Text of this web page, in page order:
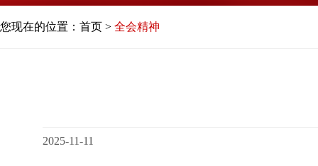
您现在的位置： 首页 > 全会精神
2025-11-11